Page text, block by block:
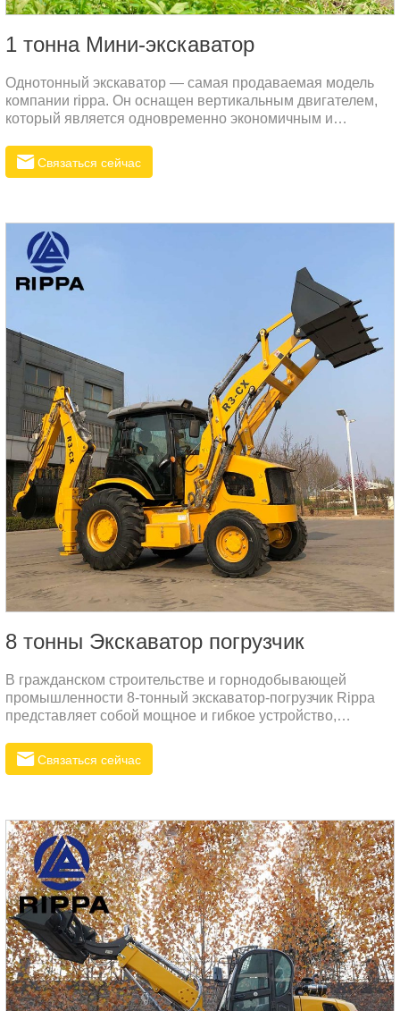
1 тонна Мини-экскаватор
Однотонный экскаватор — самая продаваемая модель
компании rippa. Он оснащен вертикальным двигателем,
который является одновременно экономичным и
Связаться сейчас
8 тонны Экскаватор погрузчик
В гражданском строительстве и горнодобывающей
промышленности 8-тонный экскаватор-погрузчик Rippa
представляет собой мощное и гибкое устройство,
различных условиях работы.
Связаться сейчас